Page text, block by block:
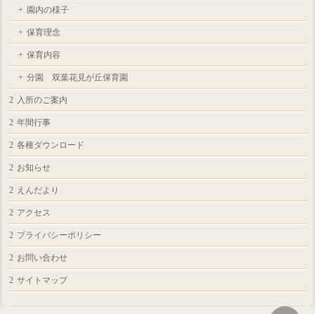
園内の様子
保育理念
保育内容
分園 双葉花見が丘保育園
入所のご案内
年間行事
各種ダウンロード
お知らせ
えんだより
アクセス
プライバシーポリシー
お問い合わせ
サイトマップ